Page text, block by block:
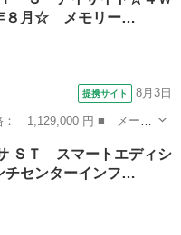
８月☆ メモリー…
提携サイト 8月3日
ード名： ２．０ｉ－
８月☆ メモリーナビ☆フ
ＳＴ スマートエディシ
センターインフ…